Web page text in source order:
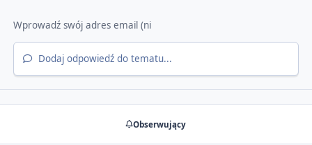
Dodaj odpowiedź do tematu...
Obserwujący